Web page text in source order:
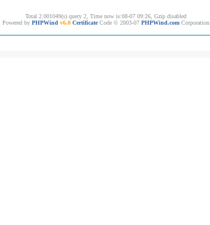
Total 2.001049(s) query 2, Time now is:08-07 09:26, Gzip disabled
Powered by PHPWind v6.0 Certificate Code © 2003-07 PHPWind.com Corporation